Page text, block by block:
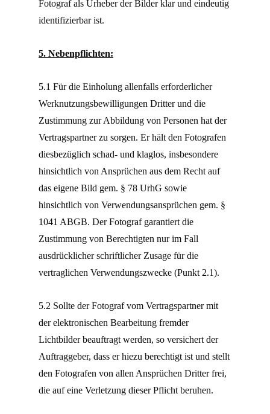
Fotograf als Urheber der Bilder klar und eindeutig
identifizierbar ist.
5. Nebenpflichten:
5.1 Für die Einholung allenfalls erforderlicher
Werknutzungsbewilligungen Dritter und die
Zustimmung zur Abbildung von Personen hat der
Vertragspartner zu sorgen. Er hält den Fotografen
diesbezüglich schad- und klaglos, insbesondere
hinsichtlich von Ansprüchen aus dem Recht auf
das eigene Bild gem. § 78 UrhG sowie
hinsichtlich von Verwendungsansprüchen gem. §
1041 ABGB. Der Fotograf garantiert die
Zustimmung von Berechtigten nur im Fall
ausdrücklicher schriftlicher Zusage für die
vertraglichen Verwendungszwecke (Punkt 2.1).
5.2 Sollte der Fotograf vom Vertragspartner mit
der elektronischen Bearbeitung fremder
Lichtbilder beauftragt werden, so versichert der
Auftraggeber, dass er hiezu berechtigt ist und stellt
den Fotografen von allen Ansprüchen Dritter frei,
die auf eine Verletzung dieser Pflicht beruhen.